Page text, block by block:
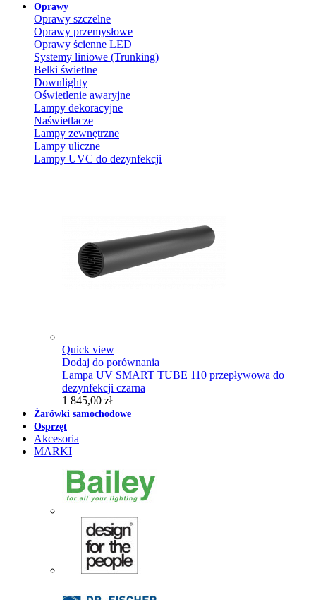
Oprawy
Oprawy szczelne
Oprawy przemysłowe
Oprawy ścienne LED
Systemy liniowe (Trunking)
Belki świetlne
Downlighty
Oświetlenie awaryjne
Lampy dekoracyjne
Naświetlacze
Lampy zewnętrzne
Lampy uliczne
Lampy UVC do dezynfekcji
Quick view
Dodaj do porównania
Lampa UV SMART TUBE 110 przepływowa do
dezynfekcji czarna
1 845,00 zł
Żarówki samochodowe
Osprzęt
Akcesoria
MARKI